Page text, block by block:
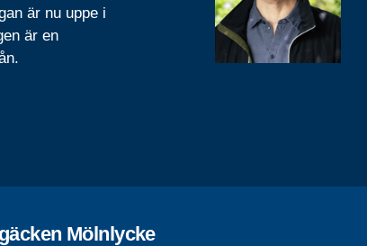
är nu uppe i
är en
Mölnlycke